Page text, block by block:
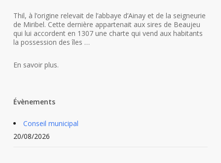
Thil, à l’origine relevait de l’abbaye d’Ainay et de la seigneurie
de Miribel. Cette dernière appartenait aux sires de Beaujeu
qui lui accordent en 1307 une charte qui vend aux habitants
la possession des îles …
En savoir plus.
Évènements
Conseil municipal
20/08/2026